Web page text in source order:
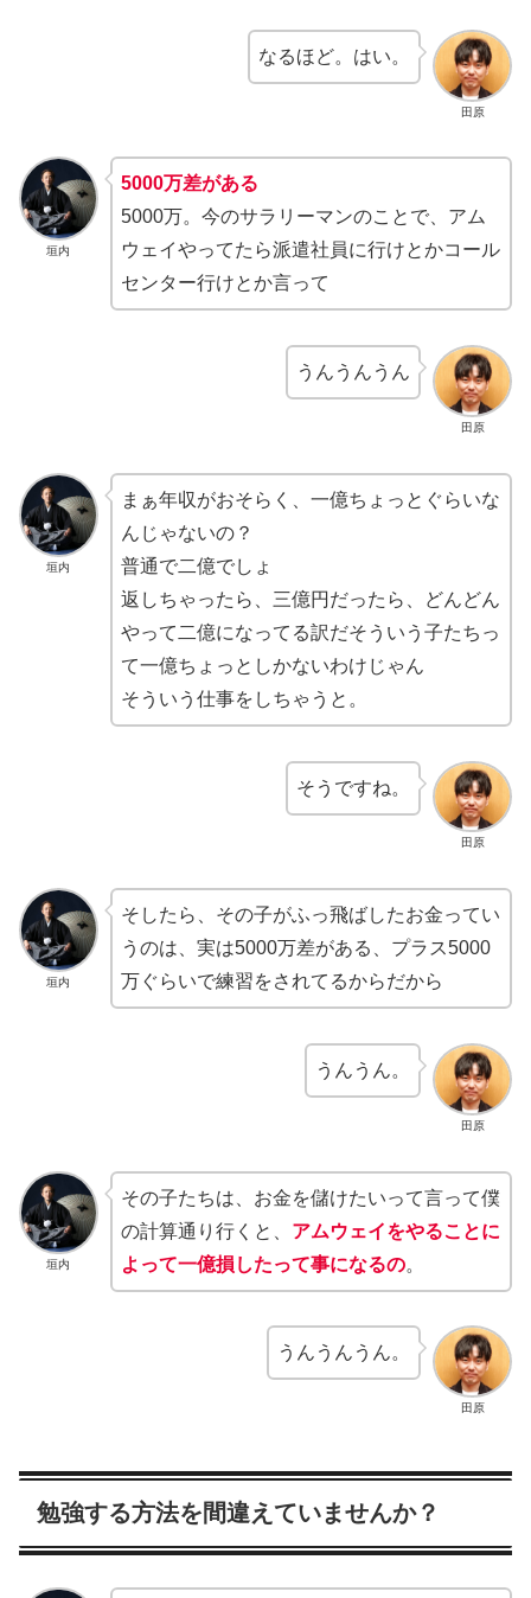
田原
なるほど。はい。
垣内
5000万差がある
5000万。今のサラリーマンのことで、アム
ウェイやってたら派遣社員に行けとかコール
センター行けとか言って
田原
うんうんうん
垣内
まぁ年収がおそらく、一億ちょっとぐらいな
んじゃないの？
普通で二億でしょ
返しちゃったら、三億円だったら、どんどん
やって二億になってる訳だそういう子たちっ
て一億ちょっとしかないわけじゃん
そういう仕事をしちゃうと。
田原
そうですね。
垣内
そしたら、その子がふっ飛ばしたお金ってい
うのは、実は5000万差がある、プラス5000
万ぐらいで練習をされてるからだから
田原
うんうん。
垣内
その子たちは、お金を儲けたいって言って僕
の計算通り行くと、 アムウェイをやることに
よって一億損したって事になるの。
田原
うんうんうん。
勉強する方法を間違えていませんか？